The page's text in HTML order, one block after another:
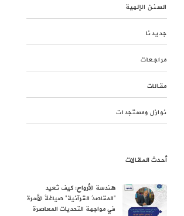
السنن الإلهية
جديدنا
مراجعات
مقالات
نوازل ومستجدات
أحدث المقالات
هندسة الأرواح: كيف تُعيد
“المقاصدُ القرآنية” صياغةَ الأسرة
في مواجهة التحديات المعاصرة